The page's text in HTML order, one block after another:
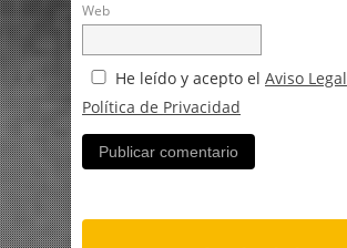
Web
He leído y acepto el Aviso Legal
Política de Privacidad